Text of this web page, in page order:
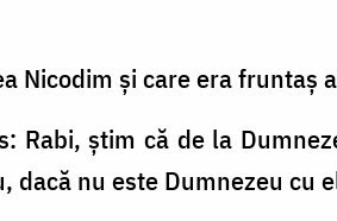
Nicodim şi care era fruntaş
Rabi, ştim că de la
dacă nu este Dumnezeu cu